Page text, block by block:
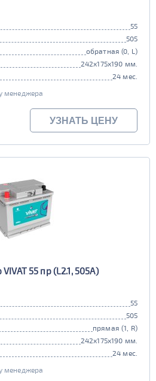
55
505
обратная (0, L)
242x175x190 мм.
24 мес.
менеджера
УЗНАТЬ ЦЕНУ
55 пр (L2.1, 505A)
55
505
прямая (1, R)
242x175x190 мм.
24 мес.
менеджера